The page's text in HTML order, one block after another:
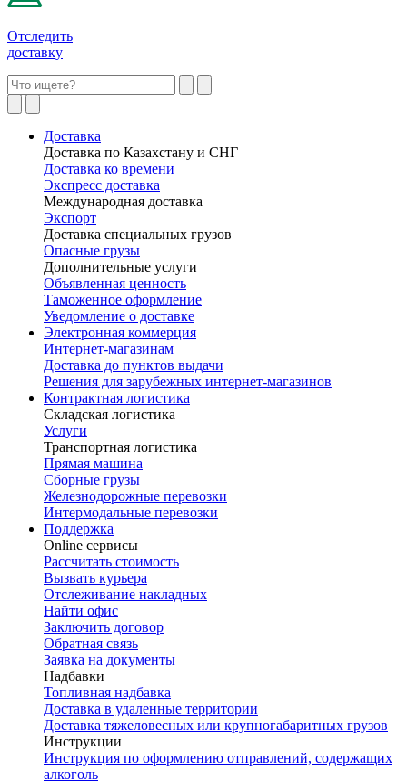
Отследить
доставку
Доставка
Доставка по Казахстану и СНГ
Доставка ко времени
Экспресс доставка
Международная доставка
Экспорт
Доставка специальных грузов
Опасные грузы
Дополнительные услуги
Объявленная ценность
Таможенное оформление
Уведомление о доставке
Электронная коммерция
Интернет-магазинам
Доставка до пунктов выдачи
Решения для зарубежных интернет-магазинов
Контрактная логистика
Складская логистика
Услуги
Транспортная логистика
Прямая машина
Сборные грузы
Железнодорожные перевозки
Интермодальные перевозки
Поддержка
Online сервисы
Рассчитать стоимость
Вызвать курьера
Отслеживание накладных
Найти офис
Заключить договор
Обратная связь
Заявка на документы
Надбавки
Топливная надбавка
Доставка в удаленные территории
Доставка тяжеловесных или крупногабаритных грузов
Инструкции
Инструкция по оформлению отправлений, содержащих
алкоголь